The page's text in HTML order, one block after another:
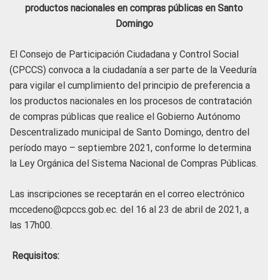
productos nacionales en compras públicas en Santo
Domingo
El Consejo de Participación Ciudadana y Control Social
(CPCCS) convoca a la ciudadanía a ser parte de la Veeduría
para vigilar el cumplimiento del principio de preferencia a
los productos nacionales en los procesos de contratación
de compras públicas que realice el Gobierno Autónomo
Descentralizado municipal de Santo Domingo, dentro del
período mayo – septiembre 2021, conforme lo determina
la Ley Orgánica del Sistema Nacional de Compras Públicas.
Las inscripciones se receptarán en el correo electrónico
mccedeno@cpccs.gob.ec. del 16 al 23 de abril de 2021, a
las 17h00.
Requisitos: